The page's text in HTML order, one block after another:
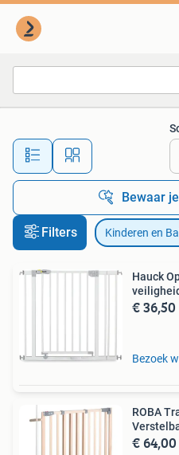
Alle
Bewaar
Filters Kinderen en
Hauck
€ 36,50
Bezoek
ROBA
€ 64,00